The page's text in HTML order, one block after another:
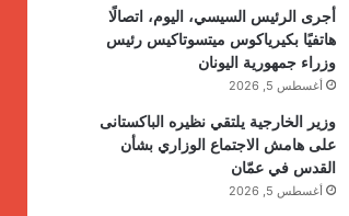
أجرى الرئيس السيسي، اليوم، اتصالًا
هاتفيًا بكيرياكوس ميتسوتاكيس رئيس
وزراء جمهورية اليونان
أغسطس 5, 2026
وزير الخارجية يلتقي نظيره الباكستانى
على هامش الاجتماع الوزاري بشأن
القدس في عمّان
أغسطس 5, 2026